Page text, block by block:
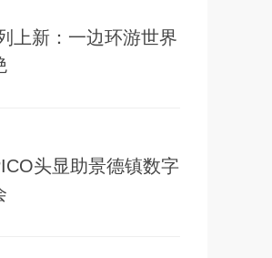
上新：一边环游世界
头显助景德镇数字